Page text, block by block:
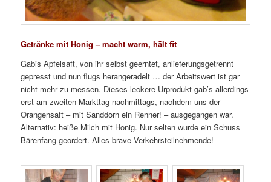
Getränke mit Honig – macht warm, hält fit
Gabis Apfelsaft, von ihr selbst geerntet, anlieferungsgetrennt
gepresst und nun flugs herangeradelt … der Arbeitswert ist gar
nicht mehr zu messen. Dieses leckere Urprodukt gab’s allerdings
erst am zweiten Markttag nachmittags, nachdem uns der
Orangensaft – mit Sanddorn ein Renner! – ausgegangen war.
Alternativ: heiße Milch mit Honig. Nur selten wurde ein Schuss
Bärenfang geordert. Alles brave Verkehrsteilnehmende!